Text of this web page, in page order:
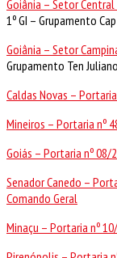
Goiânia – Setor
1º GI – Grupamento
Goiânia – Setor
Grupamento Ten
Caldas Novas –
Mineiros – Portaria nº
Goiás – Portaria nº 08/
Senador Canedo –
Comando Geral
Minaçu – Portaria nº